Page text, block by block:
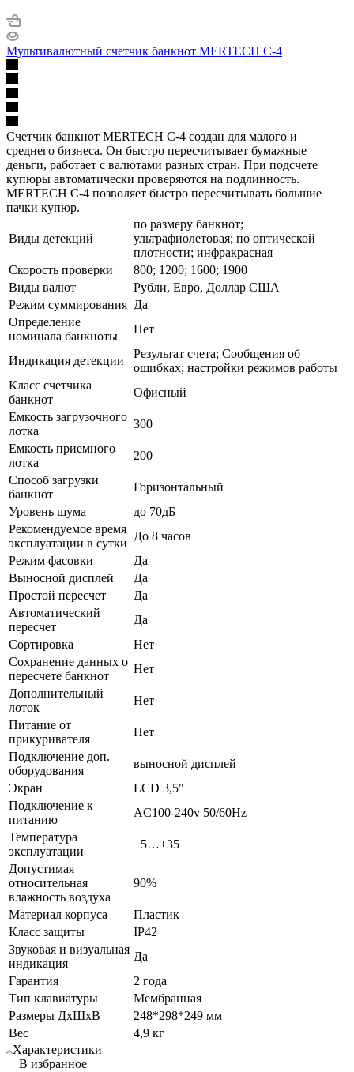
Мультивалютный счетчик банкнот MERTECH C-4
Счетчик банкнот MERTECH С-4 создан для малого и
среднего бизнеса. Он быстро пересчитывает бумажные
деньги, работает с валютами разных стран. При подсчете
купюры автоматически проверяются на подлинность.
MERTECH С-4 позволяет быстро пересчитывать большие
пачки купюр.
Виды детекций
по размеру банкнот;
ультрафиолетовая; по оптической
плотности; инфракрасная
Скорость проверки
800; 1200; 1600; 1900
Виды валют
Рубли, Евро, Доллар США
Режим суммирования Да
Определение
номинала банкноты
Нет
Индикация детекции
Результат счета; Сообщения об
ошибках; настройки режимов работы
Класс счетчика
банкнот
Офисный
Емкость загрузочного
лотка
300
Емкость приемного
лотка
200
Способ загрузки
банкнот
Горизонтальный
Уровень шума
до 70дБ
Рекомендуемое время
эксплуатации в сутки
До 8 часов
Режим фасовки
Да
Выносной дисплей
Да
Простой пересчет
Да
Автоматический
пересчет
Да
Сортировка
Нет
Сохранение данных о
пересчете банкнот
Нет
Дополнительный
лоток
Нет
Питание от
прикуривателя
Нет
Подключение доп.
оборудования
выносной дисплей
Экран
LCD 3,5"
Подключение к
питанию
AC100-240v 50/60Hz
Температура
эксплуатации
+5…+35
Допустимая
относительная
влажность воздуха
90%
Материал корпуса
Пластик
Класс защиты
IP42
Звуковая и визуальная
индикация
Да
Гарантия
2 года
Тип клавиатуры
Мембранная
Размеры ДхШхВ
248*298*249 мм
Вес
4,9 кг
Характеристики
В избранное